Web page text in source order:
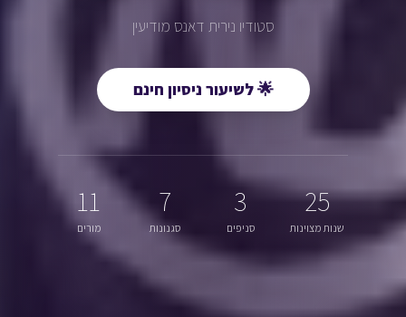
סטודיו נירית דאנס מודיעין
🌟 לשיעור ניסיון חינם
25
שנות מצוינות
3
סניפים
7
סגנונות
11
מורים